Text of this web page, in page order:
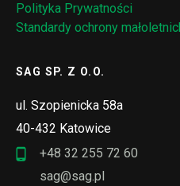
Polityka Prywatności
Standardy ochrony
SAG SP. Z O.O.
ul. Szopienicka 58a
40-432 Katowice
+48 32 255 72 60
sag@sag.pl